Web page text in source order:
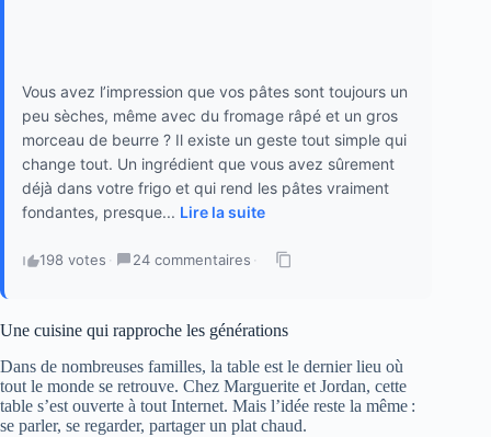
Vous avez l’impression que vos pâtes sont toujours un
peu sèches, même avec du fromage râpé et un gros
morceau de beurre ? Il existe un geste tout simple qui
change tout. Un ingrédient que vous avez sûrement
déjà dans votre frigo et qui rend les pâtes vraiment
fondantes, presque... Lire la suite
198 votes · 24 commentaires ·
Une cuisine qui rapproche les générations
Dans de nombreuses familles, la table est le dernier lieu où
tout le monde se retrouve. Chez Marguerite et Jordan, cette
table s’est ouverte à tout Internet. Mais l’idée reste la même :
se parler, se regarder, partager un plat chaud.